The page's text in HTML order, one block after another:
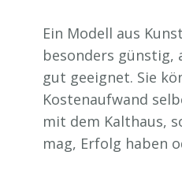
Ein Modell aus
besonders günstig,
gut geeignet. Sie
Kostenaufwand
mit dem Kalthaus,
mag, Erfolg haben